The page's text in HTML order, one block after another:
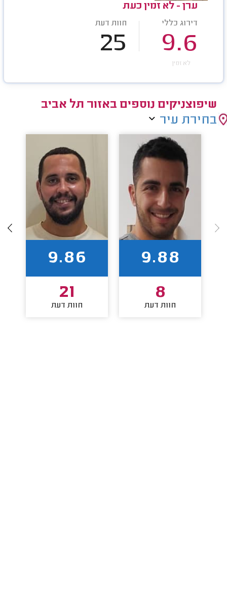
ערן - לא זמין כעת
דירוג כללי
9.6
חוות דעת
25
לא זמין
שיפוצניקים נוספים באזור תל אביב
בחירת עיר
9.88
8
חוות דעת
9.86
21
חוות דעת